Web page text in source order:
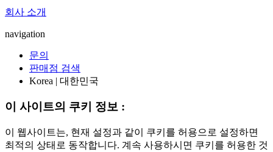
회사 소개
navigation
문의
판매점 검색
Korea | 대한민국
이 사이트의 쿠키 정보 :
이 웹사이트는, 현재 설정과 같이 쿠키를 허용으로 설정하면
최적의 상태로 동작합니다. 계속 사용하시면 쿠키를 허용한 것